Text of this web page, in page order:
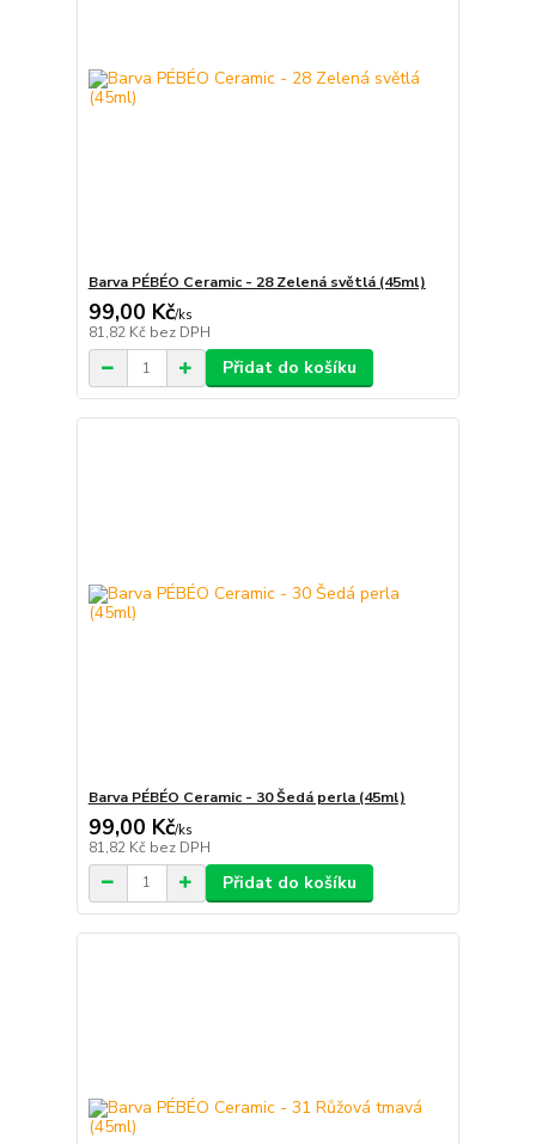
Barva PÉBÉO Ceramic - 28 Zelená světlá (45ml)
99,00 Kč/ks
81,82 Kč bez DPH
Přidat do košíku
Barva PÉBÉO Ceramic - 30 Šedá perla (45ml)
99,00 Kč/ks
81,82 Kč bez DPH
Přidat do košíku